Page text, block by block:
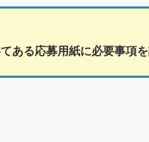
ある応募用紙に必要事項